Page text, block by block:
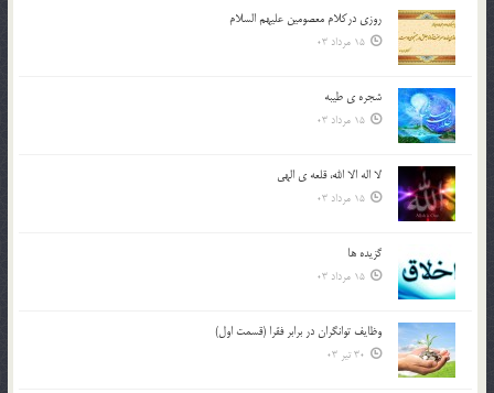
روزي دركلام معصومين عليهم السلام
15 مرداد 03
شجره ي طيبه
15 مرداد 03
لا اله الا الله، قلعه ي الهي
15 مرداد 03
گزيده ها
15 مرداد 03
وظایف توانگران در برابر فقرا (قسمت اول)
30 تیر 03